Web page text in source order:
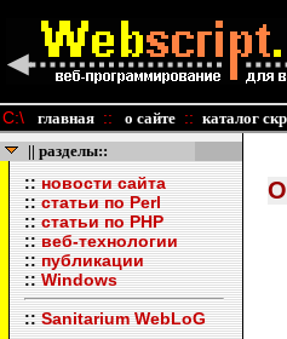
C:\ главная :: о сайте :: каталог
|| разделы::
::новости сайта
::статьи по Perl
::статьи по PHP
::веб-технологии
::публикации
::Windows
::Sanitarium WebLoG